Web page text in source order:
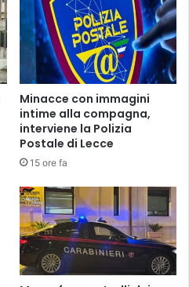
Minacce con immagini
intime alla compagna,
interviene la Polizia
Postale di Lecce
15 ore fa